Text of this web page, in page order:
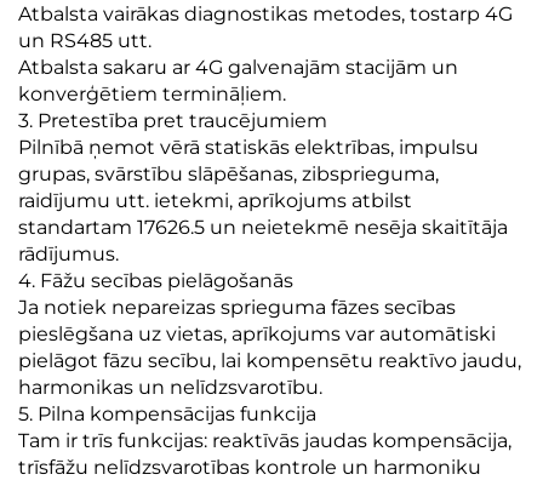
Atbalsta vairākas diagnostikas metodes, tostarp 4G
un RS485 utt.
Atbalsta sakaru ar 4G galvenajām stacijām un
konverģētiem termināļiem.
3. Pretestība pret traucējumiem
Pilnībā ņemot vērā statiskās elektrības, impulsu
grupas, svārstību slāpēšanas, zibsprieguma,
raidījumu utt. ietekmi, aprīkojums atbilst
standartam 17626.5 un neietekmē nesēja skaitītāja
rādījumus.
4. Fāžu secības pielāgošanās
Ja notiek nepareizas sprieguma fāzes secības
pieslēgšana uz vietas, aprīkojums var automātiski
pielāgot fāzu secību, lai kompensētu reaktīvo jaudu,
harmonikas un nelīdzsvarotību.
5. Pilna kompensācijas funkcija
Tam ir trīs funkcijas: reaktīvās jaudas kompensācija,
trīsfāžu nelīdzsvarotības kontrole un harmoniku